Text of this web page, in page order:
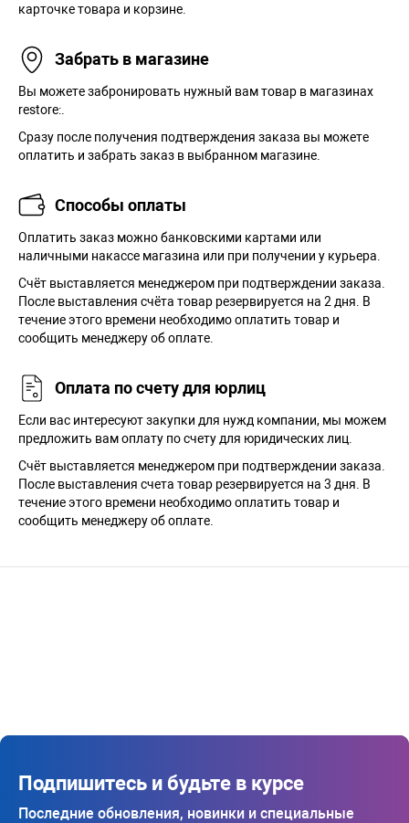
карточке товара и корзине.
Забрать в магазине
Вы можете забронировать нужный вам товар в магазинах
restore:.
Сразу после получения подтверждения заказа вы можете
оплатить и забрать заказ в выбранном магазине.
Способы оплаты
Оплатить заказ можно банковскими картами или
наличными накассе магазина или при получении у курьера.
Cчёт выставляется менеджером при подтверждении заказа.
После выставления счёта товар резервируется на 2 дня. В
течение этого времени необходимо оплатить товар и
сообщить менеджеру об оплате.
Оплата по счету для юрлиц
Если вас интересуют закупки для нужд компании, мы можем
предложить вам оплату по счету для юридических лиц.
Счёт выставляется менеджером при подтверждении заказа.
После выставления счета товар резервируется на 3 дня. В
течение этого времени необходимо оплатить товар и
сообщить менеджеру об оплате.
Подпишитесь и будьте в курсе
Последние обновления, новинки и специальные